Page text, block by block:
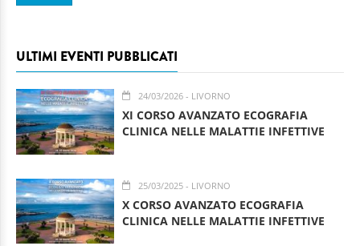
ULTIMI EVENTI PUBBLICATI
24/03/2026 - LIVORNO
XI CORSO AVANZATO ECOGRAFIA
CLINICA NELLE MALATTIE INFETTIVE
25/03/2025 - LIVORNO
X CORSO AVANZATO ECOGRAFIA
CLINICA NELLE MALATTIE INFETTIVE